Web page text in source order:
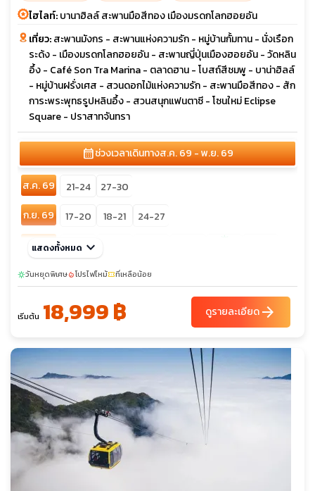
ไฮไลท์:บานาฮิลล์ สะพานมือสีทอง เมืองมรดกโลกฮอยอัน
เที่ยว:สะพานมังกร - สะพานแห่งความรัก - หมู่บ้านกั้มทาน - นั่งเรือก
ระด้ง - เมืองมรดกโลกฮอยอัน - สะพานญี่ปุ่นเมืองฮอยอัน - วัดหลิน
อึ้ง - Café Son Tra Marina - ตลาดฮาน - โบสถ์สีชมพู - บาน่าฮิลล์
- หมู่บ้านฝรั่งเศส - สวนดอกไม้แห่งความรัก - สะพานมือสีทอง - สัก
การะพระพุทธรูปหลินอึ้ง - สวนสนุกแฟนตาซี - โซนใหม่ Eclipse
Square - ปราสาทจันทรา
calendar_monthช่วงเวลาเดินทางส.ค. 69 - พ.ย. 69
ส.ค. 69 21-24
27-30
ก.ย. 69
17-20 18-21
24-27
ต.ค. 69
01-04 sunny
แสดงทั้งหมด keyboard_arrow_down
sunnyวันหยุดพิเศษlocal_fire_departmentโปรไฟไหม้confirmation_numberที่เหลือน้อย
เริ่มต้น 18,999 ฿ ดูรายละเอียดarrow_forward